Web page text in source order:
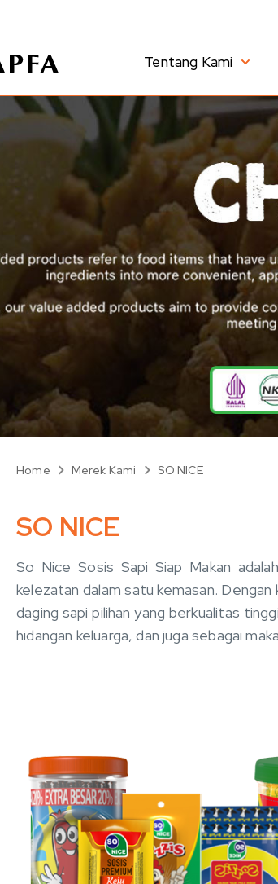
Tentang Kami
Home Merek Kami SO NICE
SO NICE
So Nice Sosis Sapi Siap Makan
kelezatan dalam satu kemasan.
daging sapi pilihan yang berkualitas
hidangan keluarga, dan juga sebagai